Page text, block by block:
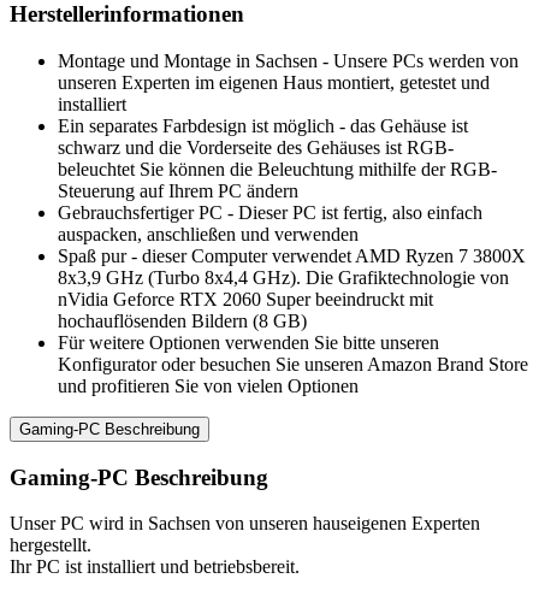
Herstellerinformationen
Montage und Montage in Sachsen - Unsere PCs werden von
unseren Experten im eigenen Haus montiert, getestet und
installiert
Ein separates Farbdesign ist möglich - das Gehäuse ist
schwarz und die Vorderseite des Gehäuses ist RGB-
beleuchtet Sie können die Beleuchtung mithilfe der RGB-
Steuerung auf Ihrem PC ändern
Gebrauchsfertiger PC - Dieser PC ist fertig, also einfach
auspacken, anschließen und verwenden
Spaß pur - dieser Computer verwendet AMD Ryzen 7 3800X
8x3,9 GHz (Turbo 8x4,4 GHz). Die Grafiktechnologie von
nVidia Geforce RTX 2060 Super beeindruckt mit
hochauflösenden Bildern (8 GB)
Für weitere Optionen verwenden Sie bitte unseren
Konfigurator oder besuchen Sie unseren Amazon Brand Store
und profitieren Sie von vielen Optionen
Gaming-PC Beschreibung
Gaming-PC Beschreibung
Unser PC wird in Sachsen von unseren hauseigenen Experten
hergestellt.
Ihr PC ist installiert und betriebsbereit.